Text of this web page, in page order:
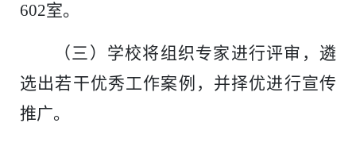
602室。
（三）学校将组织专家进行评审，遴
选出若干优秀工作案例，并择优进行宣传
推广。